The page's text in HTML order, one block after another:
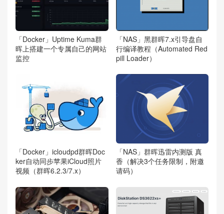
「Docker」Uptime Kuma群
晖上搭建一个专属自己的网站
监控
「NAS」黑群晖7.x引导盘自
行编译教程（Automated Red
pill Loader）
「Docker」icloudpd群晖Doc
ker自动同步苹果iCloud照片
视频（群晖6.2.3/7.x）
「NAS」群晖迅雷内测版 真
香（解决3个任务限制，附邀
请码）